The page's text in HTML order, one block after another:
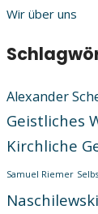
Wir über uns
Alexander
Geistliches
Kirchliche
Samuel Riemer
Naschilewski